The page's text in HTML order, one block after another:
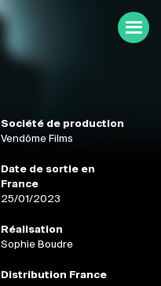
Société de production
Vendôme Films
Date de sortie en
France
25/01/2023
Réalisation
Sophie Boudre
Distribution France